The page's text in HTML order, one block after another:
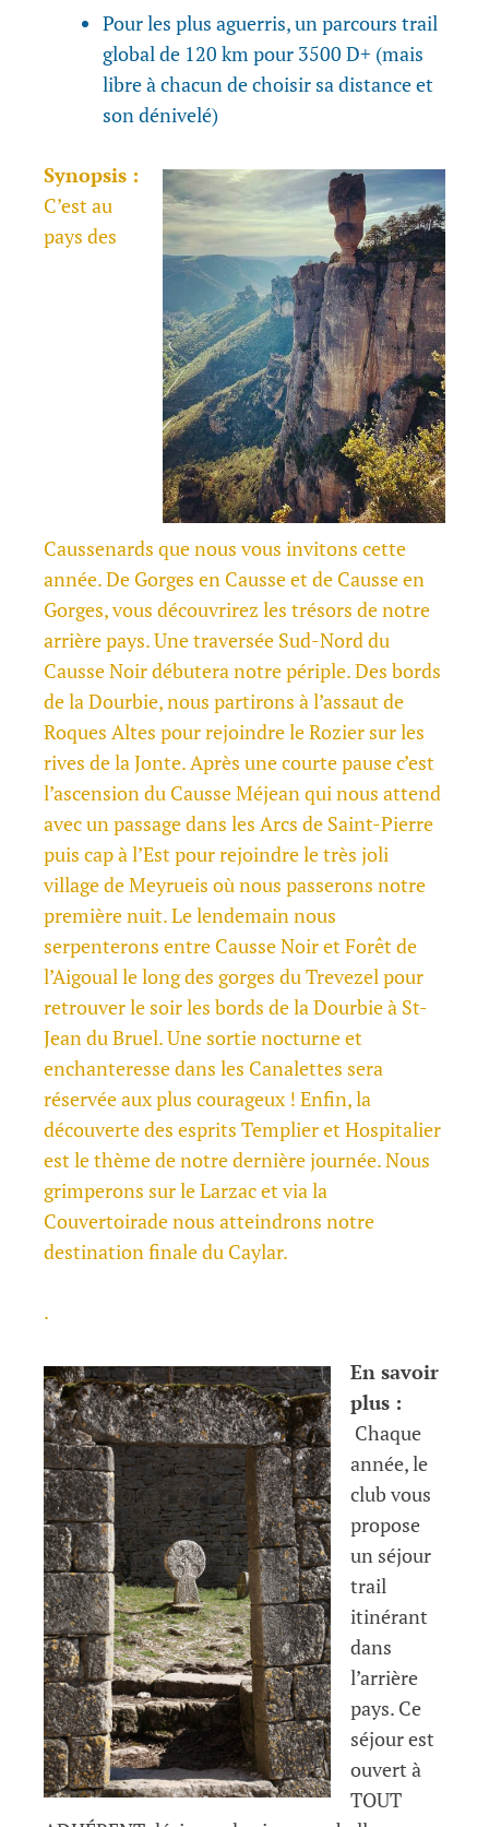
Pour les plus aguerris, un parcours trail
global de 120 km pour 3500 D+ (mais
libre à chacun de choisir sa distance et
son dénivelé)
Synopsis :
C’est au
pays des
Caussenards que nous vous invitons cette
année. De Gorges en Causse et de Causse en
Gorges, vous découvrirez les trésors de notre
arrière pays. Une traversée Sud-Nord du
Causse Noir débutera notre périple. Des bords
de la Dourbie, nous partirons à l’assaut de
Roques Altes pour rejoindre le Rozier sur les
rives de la Jonte. Après une courte pause c’est
l’ascension du Causse Méjean qui nous attend
avec un passage dans les Arcs de Saint-Pierre
puis cap à l’Est pour rejoindre le très joli
village de Meyrueis où nous passerons notre
première nuit. Le lendemain nous
serpenterons entre Causse Noir et Forêt de
l’Aigoual le long des gorges du Trevezel pour
retrouver le soir les bords de la Dourbie à St-
Jean du Bruel. Une sortie nocturne et
enchanteresse dans les Canalettes sera
réservée aux plus courageux ! Enfin, la
découverte des esprits Templier et Hospitalier
est le thème de notre dernière journée. Nous
grimperons sur le Larzac et via la
Couvertoirade nous atteindrons notre
destination finale du Caylar.
.
En savoir
plus :
Chaque
année, le
club vous
propose
un séjour
trail
itinérant
dans
l’arrière
pays. Ce
séjour est
ouvert à
TOUT